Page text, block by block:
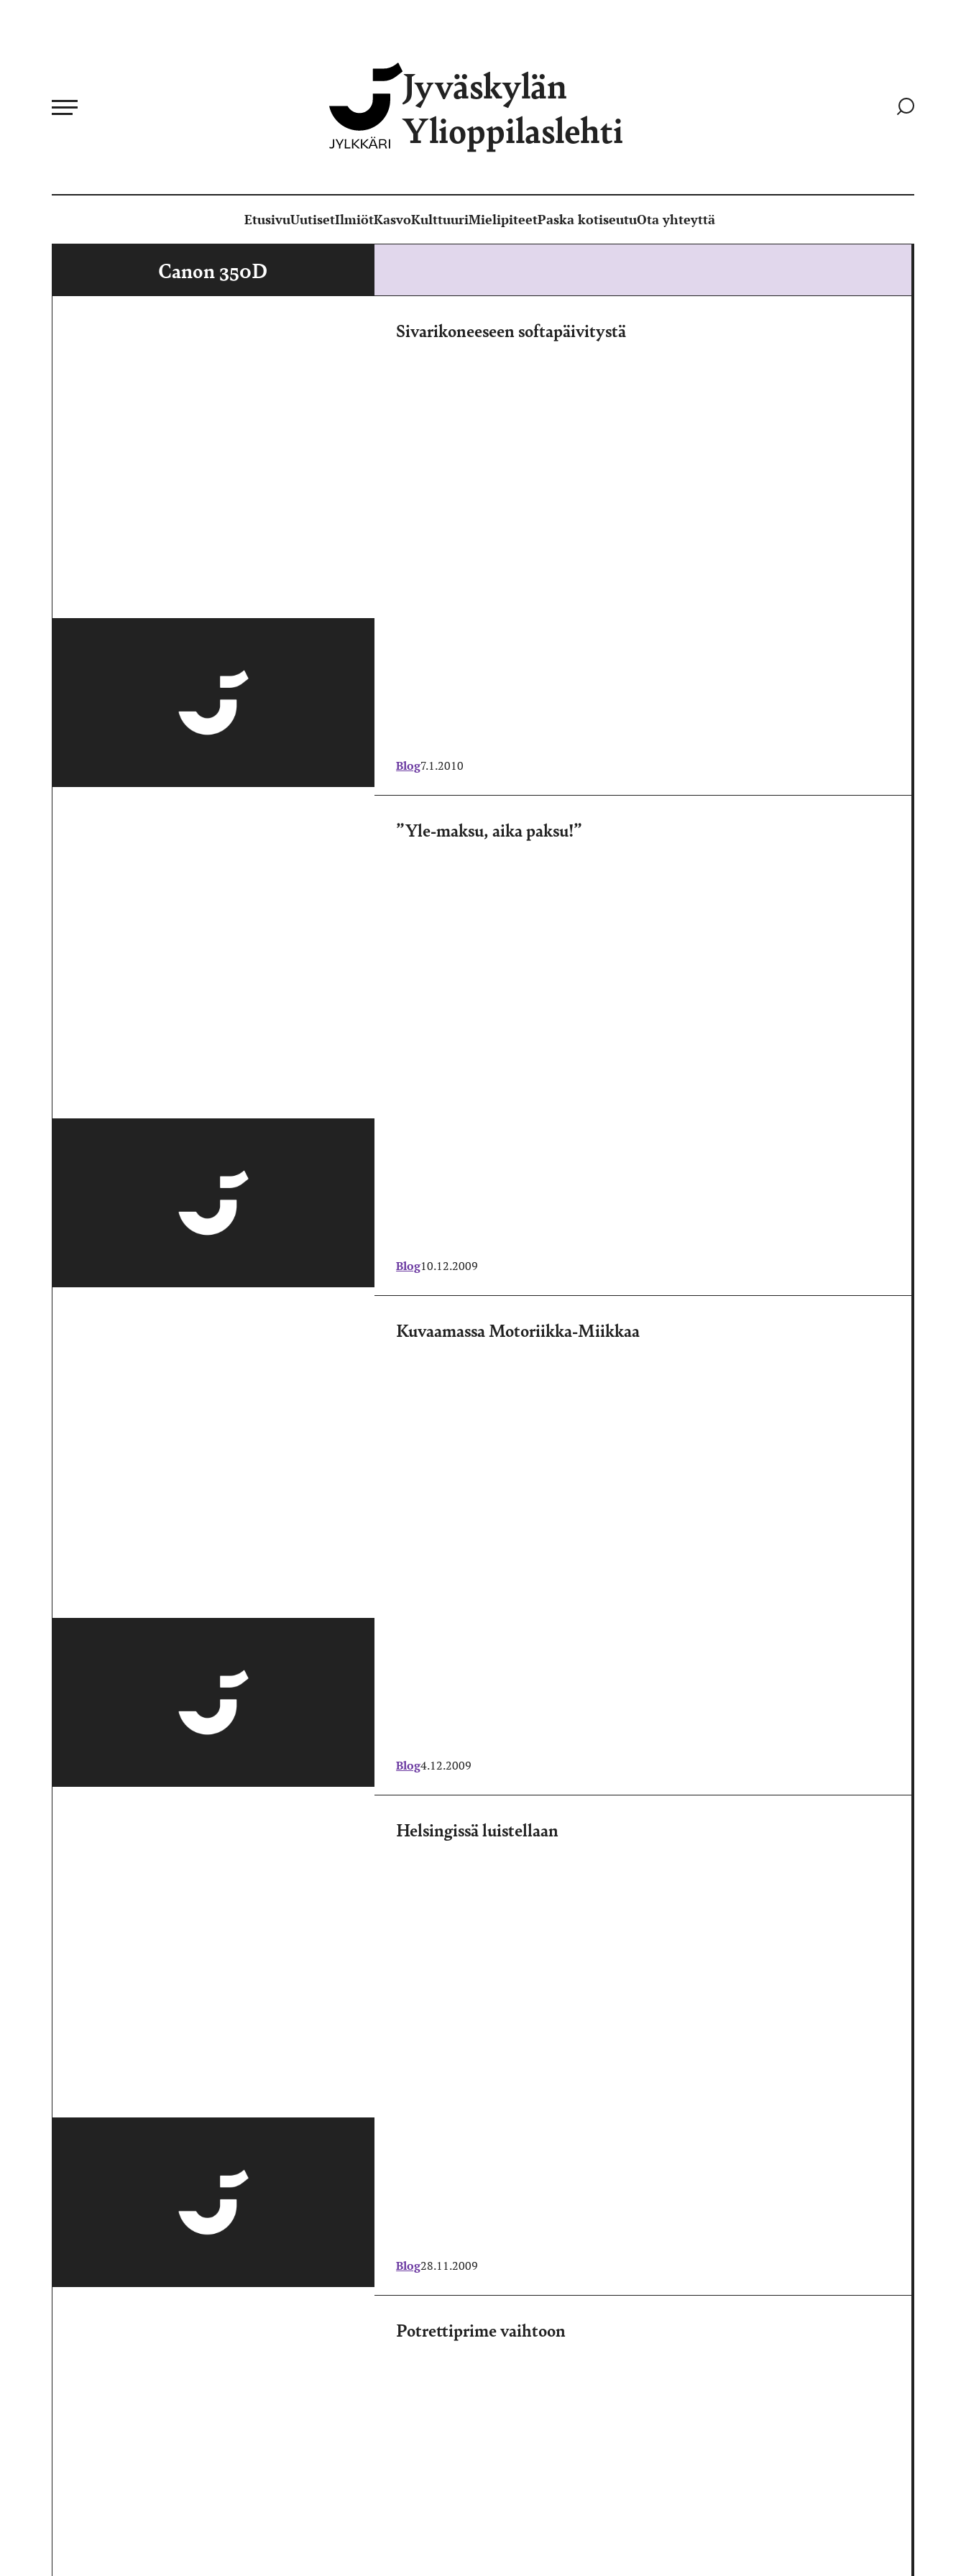
Jyväskylän
Ylioppilaslehti
Siirry
EtusivuUutisetIlmiötKasvoKulttuuriMielipiteetPaska kotiseutuOta yhteyttä
Canon 350D
Sivarikoneeseen softapäivitystä
Blog7.1.2010
”Yle-maksu, aika paksu!”
Blog10.12.2009
Kuvaamassa Motoriikka-Miikkaa
Blog4.12.2009
Helsingissä luistellaan
Blog28.11.2009
Potrettiprime vaihtoon